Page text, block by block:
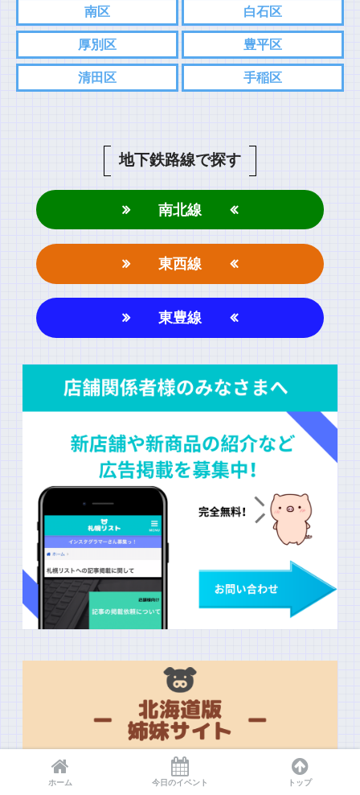
南区 白石区
厚別区 豊平区
清田区 手稲区
地下鉄路線で探す
南北線
東西線
東豊線
ホーム 今日のイベント トップ